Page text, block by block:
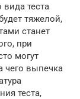
теста
тяжелой,
станет
при
могут
чего выпечка
теста,